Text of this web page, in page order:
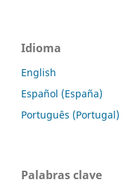
Idioma
English
Español (España)
Português (Portugal)
Palabras clave